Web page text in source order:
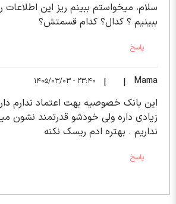
سلام، میخواستم ببینم ریز این اطلاعات
ببینیم ؟ کدال؟ کدام قسمتش؟
پاسخ
Mama
|
| ۲۳:۴۰ - ۱۴۰۵/۰۳/۰۳
این بانک خصوصیه بهت اعتماد ندارم
زیادی داره ولی خودشو قدرتمند نشون
نداریم . بهتره ادم ریسک نکنه
پاسخ